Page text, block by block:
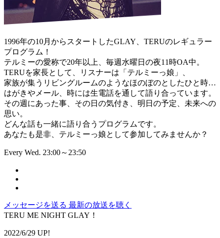
1996年の10月からスタートしたGLAY、TERUのレギュラー
プログラム！
テルミーの愛称で20年以上、毎週水曜日の夜11時OA中。
TERUを家長として、リスナーは「テルミーっ娘」、
家族が集うリビングルームのようなほのぼのとしたひと時…
はがきやメール、時には生電話を通して語り合っています。
その週にあった事、その日の気付き、明日の予定、未来への
思い。
どんな話も一緒に語り合うプログラムです。
あなたも是非、テルミーっ娘として参加してみませんか？
Every Wed. 23:00～23:50
メッセージを送る 最新の放送を聴く
TERU ME NIGHT GLAY！
2022/6/29 UP!